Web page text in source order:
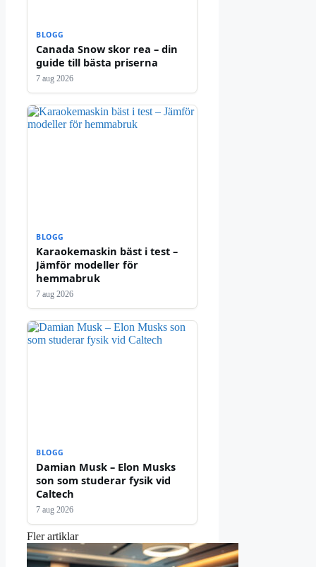
BLOGG
Canada Snow skor rea – din
guide till bästa priserna
7 aug 2026
BLOGG
Karaokemaskin bäst i test –
Jämför modeller för
hemmabruk
7 aug 2026
BLOGG
Damian Musk – Elon Musks
son som studerar fysik vid
Caltech
7 aug 2026
Fler artiklar